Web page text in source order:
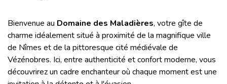
Bienvenue au Domaine des Maladières, votre gîte de
charme idéalement situé à proximité de la magnifique ville
de Nîmes et de la pittoresque cité médiévale de
Vézénobres. Ici, entre authenticité et confort moderne, vous
découvrirez un cadre enchanteur où chaque moment est une